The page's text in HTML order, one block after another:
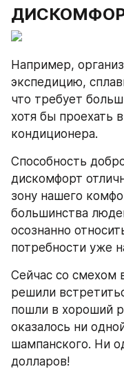
Например,
экспедицию,
что требует
хотя бы проехать
кондиционера.
Способность
дискомфорт
зону нашего
большинства
осознанно
потребности уже
Сейчас со
решили
пошли в хороший
оказалось ни
шампанского. Ни
долларов!